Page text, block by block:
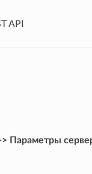
API
Параметры